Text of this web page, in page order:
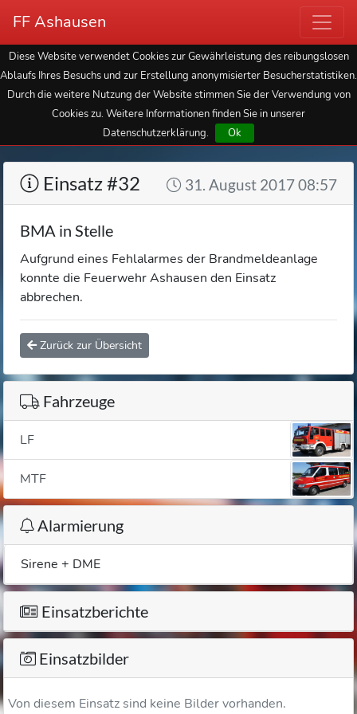
FF Ashausen
Diese Website verwendet Cookies zur Gewährleistung des reibungslosen
Ablaufs Ihres Besuchs und zur Erstellung anonymisierter Besucherstatistiken.
Durch die weitere Nutzung der Website stimmen Sie der Verwendung von
Cookies zu. Weitere Informationen finden Sie in unserer
Datenschutzerklärung.
Ok
Einsatz #32 31. August 2017 08:57
BMA in Stelle
Aufgrund eines Fehlalarmes der Brandmeldeanlage
konnte die Feuerwehr Ashausen den Einsatz
abbrechen.
Zurück zur Übersicht
Fahrzeuge
LF
MTF
Alarmierung
Sirene + DME
Einsatzberichte
Einsatzbilder
Von diesem Einsatz sind keine Bilder vorhanden.